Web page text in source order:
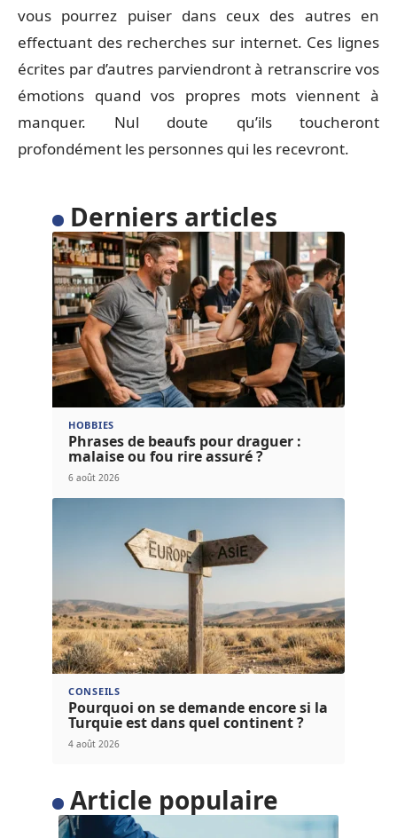
vous pourrez puiser dans ceux des autres en
effectuant des recherches sur internet. Ces lignes
écrites par d’autres parviendront à retranscrire vos
émotions quand vos propres mots viennent à
manquer. Nul doute qu’ils toucheront
profondément les personnes qui les recevront.
Derniers articles
HOBBIES
Phrases de beaufs pour draguer :
malaise ou fou rire assuré ?
6 août 2026
CONSEILS
Pourquoi on se demande encore si la
Turquie est dans quel continent ?
4 août 2026
Article populaire